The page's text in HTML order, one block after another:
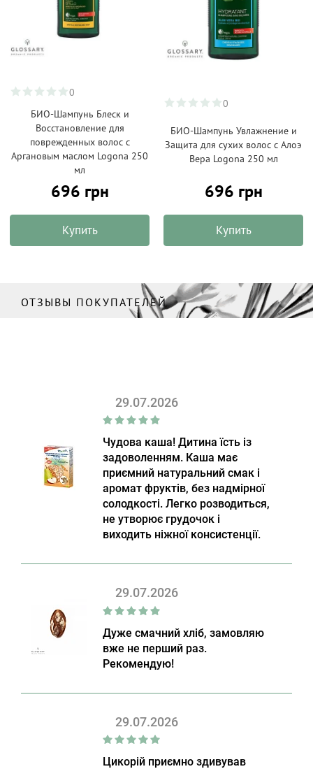
0
БИО-Шампунь Блеск и
Восстановление для
поврежденных волос с
Аргановым маслом Logona 250
мл
696 грн
Купить
0
БИО-Шампунь Увлажнение и
Защита для сухих волос с Алоэ
Вера Logona 250 мл
696 грн
Купить
ОТЗЫВЫ ПОКУПАТЕЛЕЙ
29.07.2026
Чудова каша! Дитина їсть із
задоволенням. Каша має
приємний натуральний смак і
аромат фруктів, без надмірної
солодкості. Легко розводиться,
не утворює грудочок і
виходить ніжної консистенції.
29.07.2026
Дуже смачний хліб, замовляю
вже не перший раз.
Рекомендую!
29.07.2026
Цикорій приємно здивував